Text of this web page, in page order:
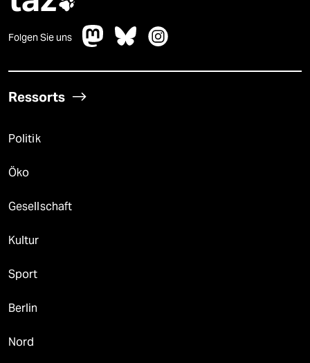
Folgen Sie uns
Ressorts
Politik
Öko
Gesellschaft
Kultur
Sport
Berlin
Nord